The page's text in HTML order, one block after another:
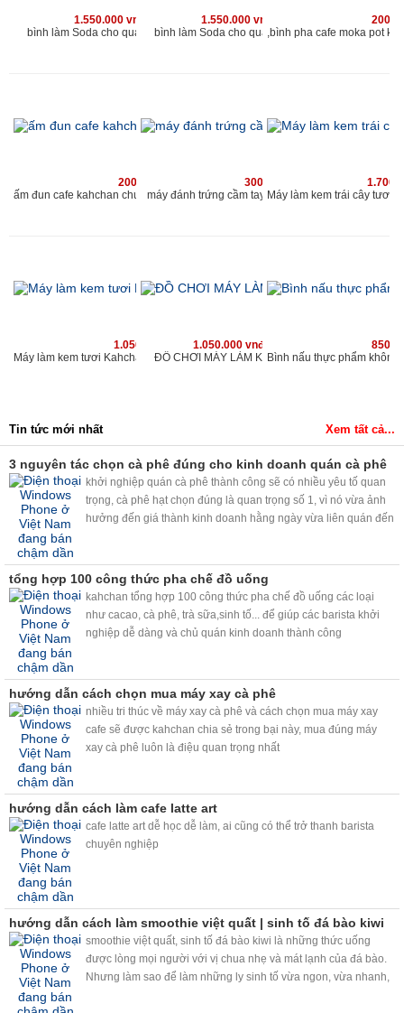
1.550.000 vnđ
bình làm Soda cho quán kahchan
1.550.000 vnđ
bình làm Soda cho quán kahchan
200.000 vnđ
ấm đun cafe kahchan chuyên dùng cho quán cafe và nhà hàng
300.000 vnđ
máy đánh trứng cầm tay chuyên dùng cho quán cafe
1.050.000 vnđ
Máy làm kem tươi Kahchan KEM2173, (xanh)-muốn ăn thì làm, ngay làm ngay có
1.050.000 vnđ
ĐỒ CHƠI MÁY LÀM KEM MINI
Tin tức mới nhất Xem tất cả...
3 nguyên tác chọn cà phê đúng cho kinh doanh quán cà phê
khởi nghiệp quán cà phê thành công sẽ có nhiều yêu tố quan
trọng, cà phê hạt chọn đúng là quan trọng số 1, vì nó vừa ảnh
hưởng đến giá thành kinh doanh hằng ngày vừa liên quán đến
tổng hợp 100 công thức pha chế đồ uống
kahchan tổng hợp 100 công thức pha chế đồ uống các loại
như cacao, cà phê, trà sữa,sinh tố... để giúp các barista khởi
nghiệp dễ dàng và chủ quán kinh doanh thành công
hướng dẫn cách chọn mua máy xay cà phê
nhiều tri thúc về máy xay cà phê và cách chọn mua máy xay
cafe sẽ được kahchan chia sẻ trong bại này, mua đúng máy
xay cà phê luôn là điệu quan trọng nhất
hướng dẫn cách làm cafe latte art
cafe latte art dễ học dễ làm, ai cũng có thể trở thanh barista
chuyên nghiệp
hướng dẫn cách làm smoothie việt quất | sinh tố đá bào kiwi
smoothie việt quất, sinh tố đá bào kiwi là những thức uống
được lòng mọi người với vị chua nhẹ và mát lạnh của đá bào.
Nhưng làm sao để làm những ly sinh tố vừa ngon, vừa nhanh,